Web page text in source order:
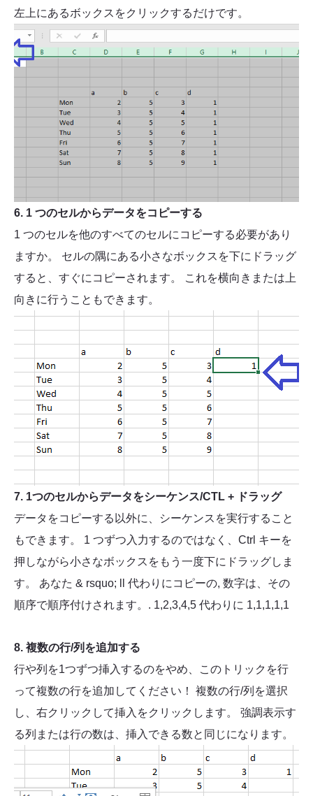
左上にあるボックスをクリックするだけです。
6. 1 つのセルからデータをコピーする
1 つのセルを他のすべてのセルにコピーする必要があり
ますか。 セルの隅にある小さなボックスを下にドラッグ
すると、すぐにコピーされます。 これを横向きまたは上
向きに行うこともできます。
7. 1つのセルからデータをシーケンス/CTL + ドラッグ
データをコピーする以外に、シーケンスを実行すること
もできます。 1 つずつ入力するのではなく、Ctrl キーを
押しながら小さなボックスをもう一度下にドラッグしま
す。 あなた & rsquo; ll 代わりにコピーの, 数字は、その
順序で順序付けされます。. 1,2,3,4,5 代わりに 1,1,1,1,1
8. 複数の行/列を追加する
行や列を1つずつ挿入するのをやめ、このトリックを行
って複数の行を追加してください！ 複数の行/列を選択
し、右クリックして挿入をクリックします。 強調表示す
る列または行の数は、挿入できる数と同じになります。